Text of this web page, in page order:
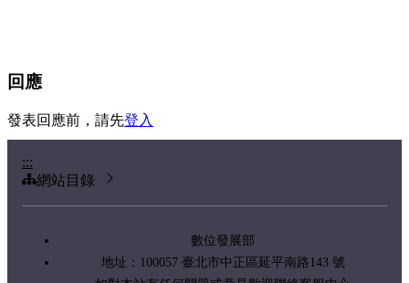
回應
發表回應前，請先登入
:::
網站目錄
數位發展部
地址：100057 臺北市中正區延平南路143 號